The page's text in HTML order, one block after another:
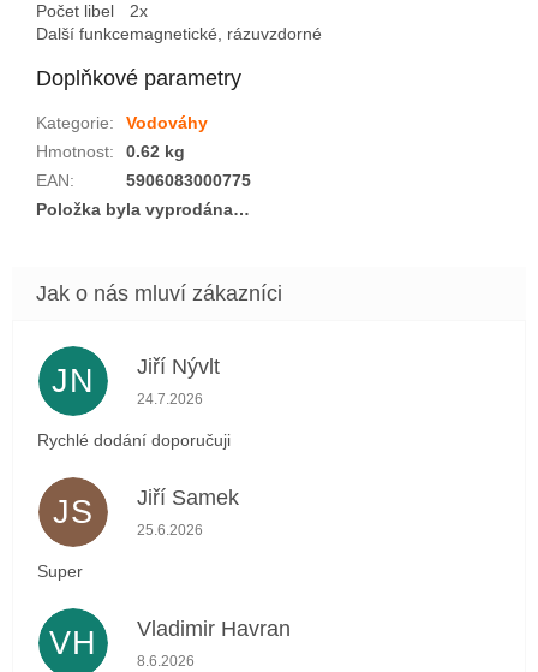
Počet libel
2x
Další funkcemagnetické, rázuvzdorné
Doplňkové parametry
Kategorie:
Vodováhy
Hmotnost:
0.62 kg
EAN:
5906083000775
Položka byla vyprodána…
JN Jiří Nývlt
Hodnocení obchodu je 5 z 5 hvězdiček.
24.7.2026
Rychlé dodání doporučuji
JS Jiří Samek
Hodnocení obchodu je 5 z 5 hvězdiček.
25.6.2026
Super
VH Vladimir Havran
Hodnocení obchodu je 5 z 5 hvězdiček.
8.6.2026